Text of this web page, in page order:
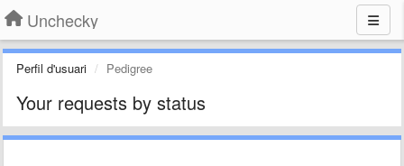
Unchecky
Perfil d'usuari Pedigree
Your requests by status